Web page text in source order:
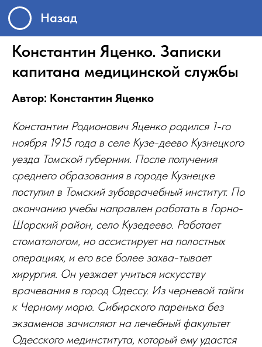
Назад
Константин Яценко. Записки
капитана медицинской службы
Автор: Константин Яценко
Константин Родионович Яценко родился 1-го
ноября 1915 года в селе Кузе-деево Кузнецкого
уезда Томской губернии. После получения
среднего образования в городе Кузнецке
поступил в Томский зубоврачебный институт. По
окончанию учебы направлен работать в Горно-
Шорский район, село Кузедеево. Работает
стоматологом, но ассистирует на полостных
операциях, и его все более захва-тывает
хирургия. Он уезжает учиться искусству
врачевания в город Одессу. Из черневой тайги
к Черному морю. Сибирского паренька без
экзаменов зачисляют на лечебный факультет
Одесского мединститута, который ему удастся